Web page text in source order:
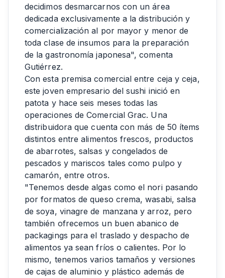
decidimos desmarcarnos con un área
dedicada exclusivamente a la distribución y
comercialización al por mayor y menor de
toda clase de insumos para la preparación
de la gastronomía japonesa", comenta
Gutiérrez.
Con esta premisa comercial entre ceja y ceja,
este joven empresario del sushi inició en
patota y hace seis meses todas las
operaciones de Comercial Grac. Una
distribuidora que cuenta con más de 50 ítems
distintos entre alimentos frescos, productos
de abarrotes, salsas y congelados de
pescados y mariscos tales como pulpo y
camarón, entre otros.
"Tenemos desde algas como el nori pasando
por formatos de queso crema, wasabi, salsa
de soya, vinagre de manzana y arroz, pero
también ofrecemos un buen abanico de
packagings para el traslado y despacho de
alimentos ya sean fríos o calientes. Por lo
mismo, tenemos varios tamaños y versiones
de cajas de aluminio y plástico además de